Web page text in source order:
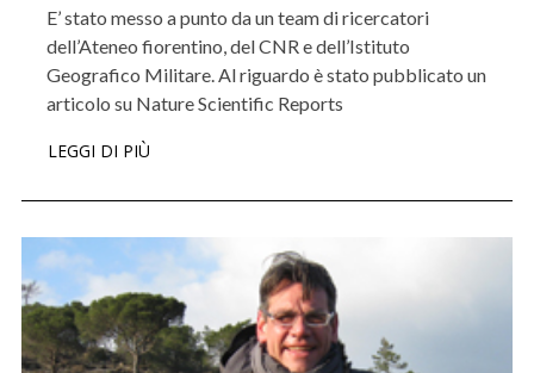
E’ stato messo a punto da un team di ricercatori
dell’Ateneo fiorentino, del CNR e dell’Istituto
Geografico Militare. Al riguardo è stato pubblicato un
articolo su Nature Scientific Reports
LEGGI DI PIÙ